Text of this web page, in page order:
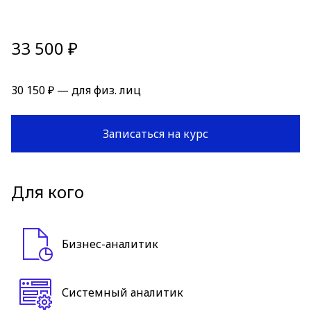
33 500 ₽
30 150 ₽ — для физ. лиц
Записаться на курс
Для кого
Бизнес-аналитик
Системный аналитик